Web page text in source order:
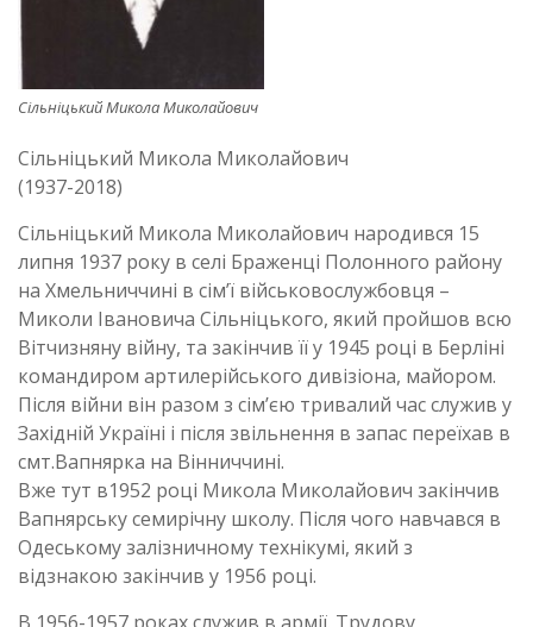
Сільніцький Микола Миколайович
Сільніцький Микола Миколайович
(1937-2018)
Сільніцький Микола Миколайович народився 15
липня 1937 року в селі Браженці Полонного району
на Хмельниччині в сім’ї військовослужбовця –
Миколи Івановича Сільніцького, який пройшов всю
Вітчизняну війну, та закінчив її у 1945 році в Берліні
командиром артилерійського дивізіона, майором.
Після війни він разом з сім’єю тривалий час служив у
Західній Україні і після звільнення в запас переїхав в
смт.Вапнярка на Вінниччині.
Вже тут в1952 році Микола Миколайович закінчив
Вапнярську семирічну школу. Після чого навчався в
Одеському залізничному технікумі, який з
відзнакою закінчив у 1956 році.